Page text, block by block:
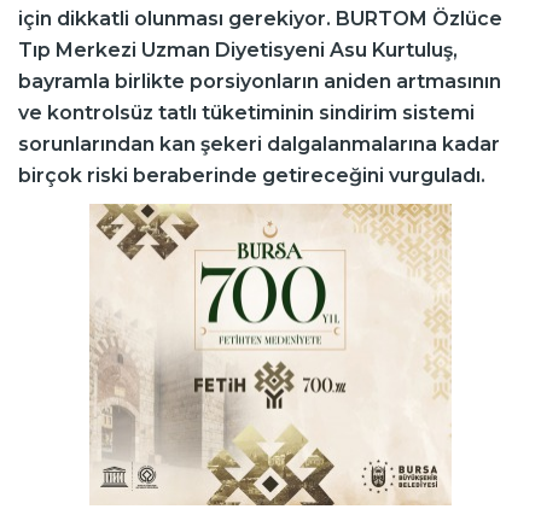
için dikkatli olunması gerekiyor. BURTOM Özlüce
Tıp Merkezi Uzman Diyetisyeni Asu Kurtuluş,
bayramla birlikte porsiyonların aniden artmasının
ve kontrolsüz tatlı tüketiminin sindirim sistemi
sorunlarından kan şekeri dalgalanmalarına kadar
birçok riski beraberinde getireceğini vurguladı.